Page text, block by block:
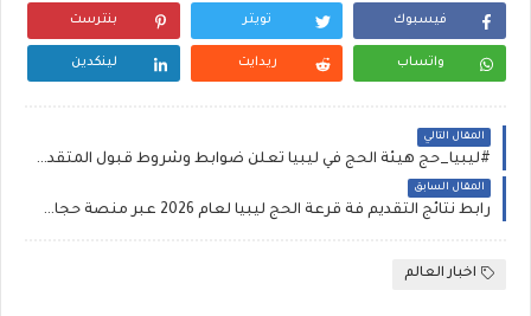
فيسبوك تويتر بنترست
واتساب ريدايت لينكدين
المقال التالي
#ليبيا_حج هيئة الحج في ليبيا تعلن ضوابط وشروط قبول المتقدمين لموسم حج العام 1447هـ – 2026م رابط التسجيل في القرعة
المقال السابق
رابط نتائج التقديم فة قرعة الحج ليبيا لعام 2026 عبر منصة حجاج الاستعلام عن أسماء الفائزين في قرعة الحج
اخبار العالم